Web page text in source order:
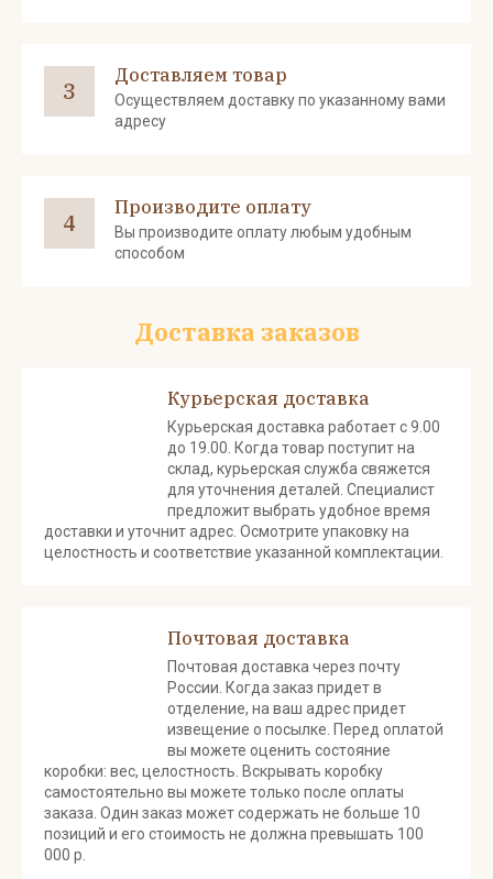
3
Доставляем товар
Осуществляем доставку по указанному вами
адресу
4
Производите оплату
Вы производите оплату любым удобным
способом
Доставка заказов
Курьерская доставка
Курьерская доставка работает с 9.00
до 19.00. Когда товар поступит на
склад, курьерская служба свяжется
для уточнения деталей. Специалист
предложит выбрать удобное время
доставки и уточнит адрес. Осмотрите упаковку на
целостность и соответствие указанной комплектации.
Почтовая доставка
Почтовая доставка через почту
России. Когда заказ придет в
отделение, на ваш адрес придет
извещение о посылке. Перед оплатой
вы можете оценить состояние
коробки: вес, целостность. Вскрывать коробку
самостоятельно вы можете только после оплаты
заказа. Один заказ может содержать не больше 10
позиций и его стоимость не должна превышать 100
000 р.